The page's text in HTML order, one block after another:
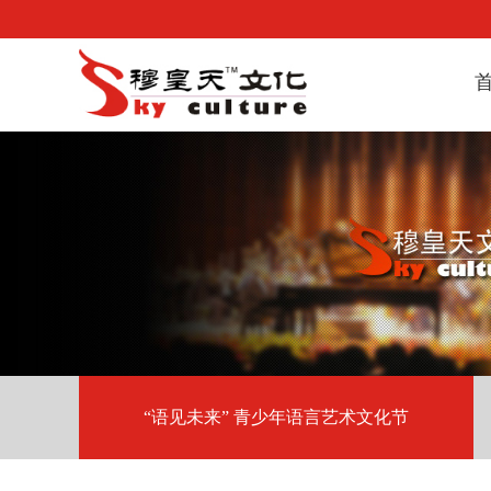
“语见未来” 青少年语言艺术文化节